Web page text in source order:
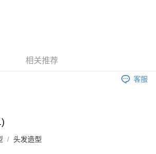
以下銀行帳戶，並於存款單據寫上訂單編號後電郵至
**我們不會處理沒有提供存款單據的訂
相关推荐
客服
头发造型